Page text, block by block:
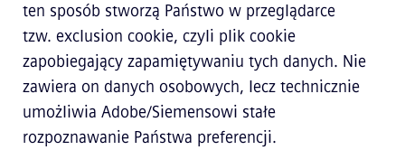
ten sposób stworzą Państwo w przeglądarce
tzw. exclusion cookie, czyli plik cookie
zapobiegający zapamiętywaniu tych danych. Nie
zawiera on danych osobowych, lecz technicznie
umożliwia Adobe/Siemensowi stałe
rozpoznawanie Państwa preferencji.